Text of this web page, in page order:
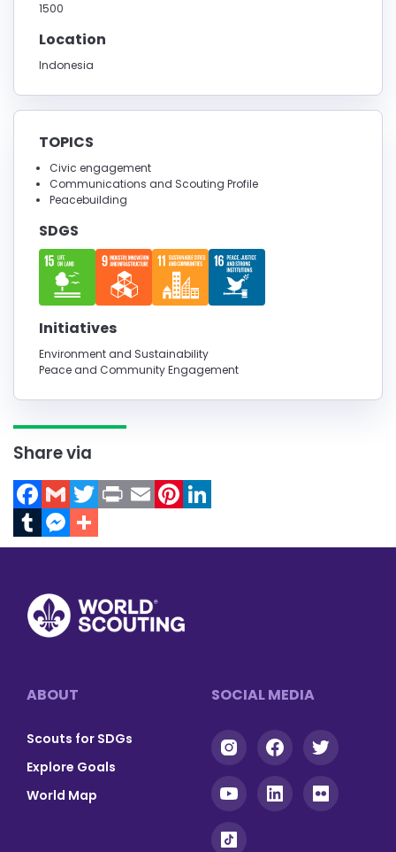
1500
Location
Indonesia
TOPICS
Civic engagement
Communications and Scouting Profile
Peacebuilding
SDGS
Initiatives
Environment and Sustainability
Peace and Community Engagement
Share via
Facebook
GmailTwitter
TumblrMessenger
Footer
ABOUT
Scouts for SDGs
Explore Goals
World Map
SOCIAL MEDIA